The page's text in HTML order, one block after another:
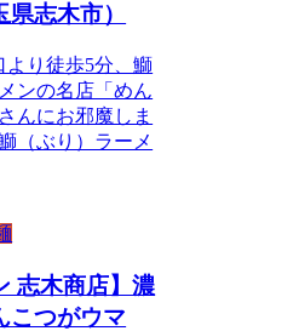
志木市）
より徒歩5分、鰤
ンの名店「めん
んにお邪魔しま
（ぶり）ラーメ
志木商店】濃
こつがウマ